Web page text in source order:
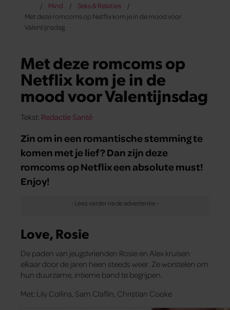
Mind
Seks & Relaties
Met deze romcoms op Netflix kom je in de mood voor
Valentijnsdag
Met deze romcoms op
Netflix kom je in de
mood voor Valentijnsdag
Tekst: Redactie Santé
Zin om in een romantische stemming te
komen met je lief? Dan zijn deze
romcoms op Netflix een absolute must!
Enjoy!
Love, Rosie
De paden van jeugdvrienden Rosie en Alex kruisen
elkaar door de jaren heen steeds weer. Ze worstelen om
hun duurzame, intieme band te begrijpen.
Met: Lily Collins, Sam Claflin, Christian Cooke